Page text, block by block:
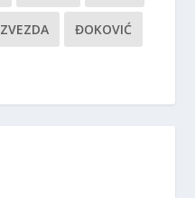
ZVEZDA ĐOKOVIĆ